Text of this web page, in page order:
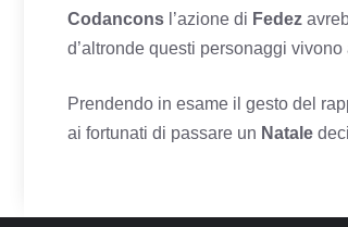
Codancons l’azione di Fedez
d’altronde questi personaggi
Prendendo in esame il gesto del
ai fortunati di passare un Natale